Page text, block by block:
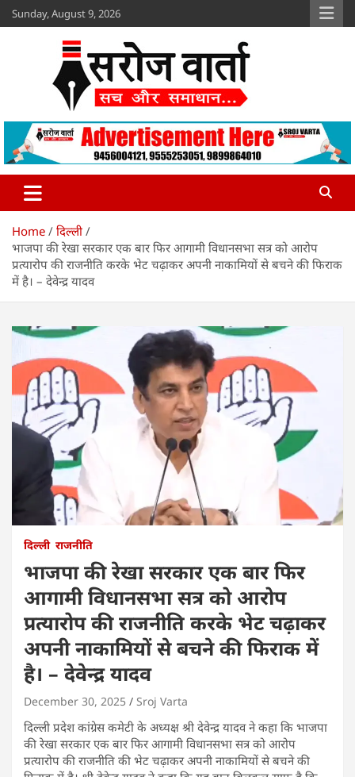
Skip
to
Sunday, August 9, 2026
Sroj Varta
www.srojvarta.in
Home
दिल्ली
भाजपा की रेखा सरकार एक बार फिर आगामी विधानसभा सत्र को आरोप
प्रत्यारोप की राजनीति करके भेट चढ़ाकर अपनी नाकामियों से बचने की फिराक
में है। – देवेन्द्र यादव
दिल्ली राजनीति
भाजपा की रेखा सरकार एक बार फिर
आगामी विधानसभा सत्र को आरोप
प्रत्यारोप की राजनीति करके भेट चढ़ाकर
अपनी नाकामियों से बचने की फिराक में
है। – देवेन्द्र यादव
December 30, 2025 Sroj Varta
दिल्ली प्रदेश कांग्रेस कमेटी के अध्यक्ष श्री देवेन्द्र यादव ने कहा कि भाजपा
की रेखा सरकार एक बार फिर आगामी विधानसभा सत्र को आरोप
प्रत्यारोप की राजनीति की भेट चढ़ाकर अपनी नाकामियों से बचने की